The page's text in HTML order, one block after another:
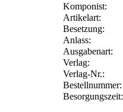
Komponist:
Artikelart:
Besetzung:
Anlass:
Ausgabenart:
Verlag:
Verlag-Nr.:
Bestellnummer:
Besorgungszeit: